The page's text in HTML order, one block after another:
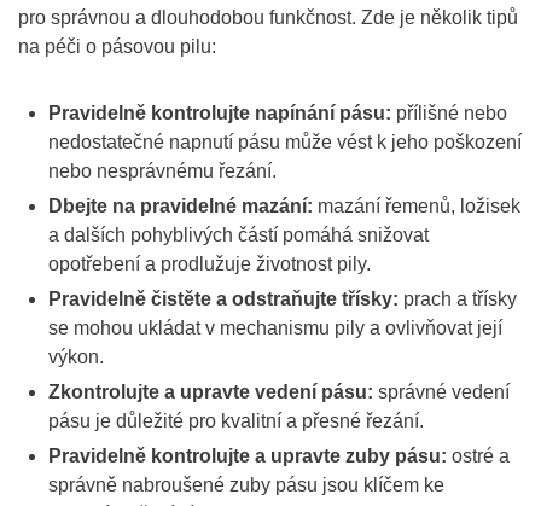
pro správnou a dlouhodobou funkčnost. Zde je několik tipů
na péči o pásovou pilu:
Pravidelně kontrolujte napínání pásu: přílišné nebo
nedostatečné napnutí pásu může vést k jeho poškození
nebo nesprávnému řezání.
Dbejte na pravidelné mazání: mazání řemenů, ložisek
a dalších pohyblivých částí pomáhá snižovat
opotřebení a prodlužuje životnost pily.
Pravidelně čistěte a odstraňujte třísky: prach a třísky
se mohou ukládat v mechanismu pily a ovlivňovat její
výkon.
Zkontrolujte a upravte vedení pásu: správné vedení
pásu je důležité pro kvalitní a přesné řezání.
Pravidelně kontrolujte a upravte zuby pásu: ostré a
správně nabroušené zuby pásu jsou klíčem ke